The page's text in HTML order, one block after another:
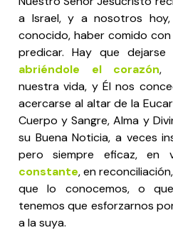
a Israel, y a nosotros
conocido, haber comido
predicar. Hay que
abriéndole el corazón,
nuestra vida, y Él nos
acercarse al altar de la
Cuerpo y Sangre, Alma y
su Buena Noticia, a veces
pero siempre eficaz, en
constante, en
que lo conocemos, o
tenemos que esforzarnos
a la suya.